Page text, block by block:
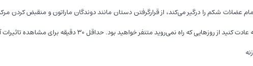
عضلات شکم را درگیر می‌کند، از قرارگرفتن دستان مانند دوندگان ماراتون و منقبض کردن
که راه نمی‌روید متنفر خواهید بود. حداقل ۳۰ دقیقه برای مشاهده تاثیرات آن راه بروید و از نوشیدن آب به میزان کافی در طی روز اطمینان حاصل کنید.